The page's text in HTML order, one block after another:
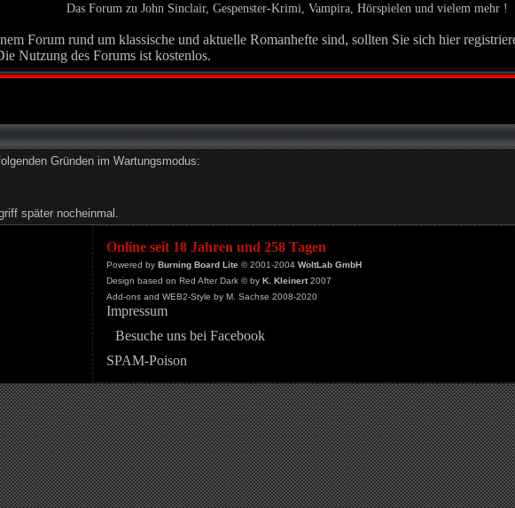
Das Forum zu John Sinclair, Gespenster-Krimi, Vampira, Hörspielen und vielem mehr !
Forum rund um klassische und aktuelle Romanhefte sind, sollten Sie sich hier
Nutzung des Forums ist kostenlos.
Gründen im Wartungsmodus:
später nocheinmal.
Online seit 18 Jahren und 258 Tagen
Powered by Burning Board Lite© 2001-2004 WoltLab GmbH
Design based on Red After Dark © by K. Kleinert2007
Add-ons and WEB2-Style by M. Sachse 2008-2020
Impressum
Besuche uns bei Facebook
SPAM-Poison